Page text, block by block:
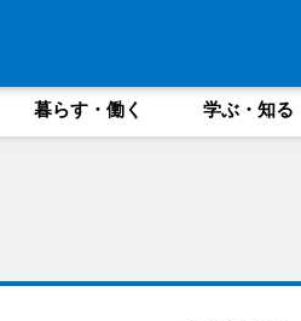
暮らす・働く 学ぶ・知る